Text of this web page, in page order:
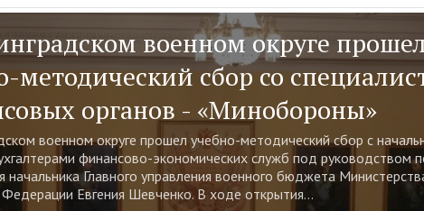
военном округе
методический сбор со
органов - «Минобороны»
военном округе прошел учебно-методический сбор с
финансово-экономических служб под руководством
начальника Главного управления военного бюджета
Федерации Евгения Шевченко. В ходе открытия...
авиация Балтийского флота
режиму эксплуатации -
области специалисты инженерно-авиационной службы
Балтийского флота начали плановый перевод авиационной
эксплуатации....